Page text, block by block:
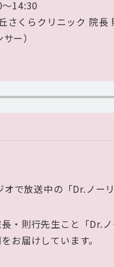
14:30
さくらクリニック 院長
ー）
で放送中の「Dr.ノー
・則行先生こと「Dr.
お届けしています。